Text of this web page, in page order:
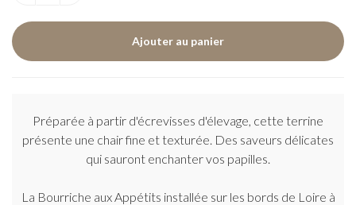
Préparée à partir d'écrevisses d'élevage, cette terrine
présente une chair fine et texturée. Des saveurs délicates
qui sauront enchanter vos papilles.
La Bourriche aux Appétits installée sur les bords de Loire à